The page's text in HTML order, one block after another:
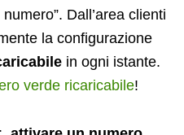
Dall’area clienti
la configurazione
in ogni istante.
verde ricaricabile!